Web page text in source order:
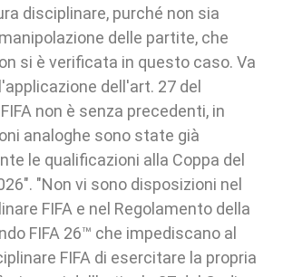
disciplinare, purché non sia
delle partite, che
si è verificata in questo caso. Va
dell'art. 27 del
non è senza precedenti, in
analoghe sono state già
le qualificazioni alla Coppa del
"Non vi sono disposizioni nel
FIFA e nel Regolamento della
FIFA 26™ che impediscano al
FIFA di esercitare la propria